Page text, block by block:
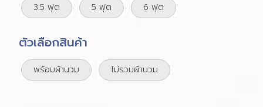
3.5 ฟุต 5 ฟุต 6 ฟุต
ตัวเลือกสินค้า
พร้อมผ้านวม ไม่รวมผ้านวม